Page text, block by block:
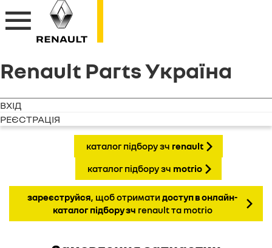
Renault Parts Україна
ВХІД
РЕЄСТРАЦІЯ
каталог підбору зч renault
каталог підбору зч motrio
зареєструйся, щоб отриматидоступ в онлайн-
каталог підбору зч renault та motrio